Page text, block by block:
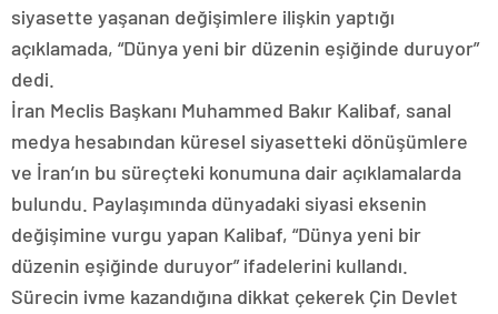
siyasette yaşanan değişimlere ilişkin yaptığı
açıklamada, “Dünya yeni bir düzenin eşiğinde duruyor”
dedi.
İran Meclis Başkanı Muhammed Bakır Kalibaf, sanal
medya hesabından küresel siyasetteki dönüşümlere
ve İran’ın bu süreçteki konumuna dair açıklamalarda
bulundu. Paylaşımında dünyadaki siyasi eksenin
değişimine vurgu yapan Kalibaf, “Dünya yeni bir
düzenin eşiğinde duruyor” ifadelerini kullandı.
Sürecin ivme kazandığına dikkat çekerek Çin Devlet